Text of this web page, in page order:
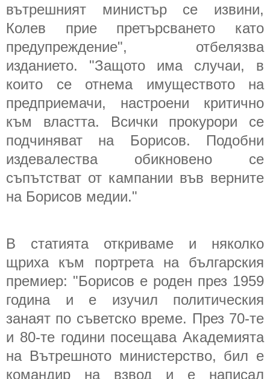
вътрешният министър се извини,
Колев прие претърсването като
предупреждение", отбелязва
изданието. "Защото има случаи, в
които се отнема имуществото на
предприемачи, настроени критично
към властта. Всички прокурори се
подчиняват на Борисов. Подобни
издевалества обикновено се
съпътстват от кампании във верните
на Борисов медии."
В статията откриваме и няколко
щриха към портрета на българския
премиер: "Борисов е роден през 1959
година и е изучил политическия
занаят по съветско време. През 70-те
и 80-те години посещава Академията
на Вътрешното министерство, бил е
командир на взвод и е написал